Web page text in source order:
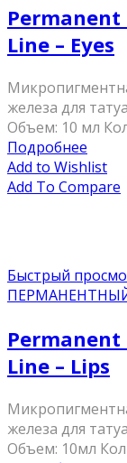
Permanent
Line – Eyes
железа для
Объем: 10 мл
Подробнее
Add to Wishlist
Add To Compare
Быстрый
Permanent
Line – Lips
железа для
Объем: 10мл